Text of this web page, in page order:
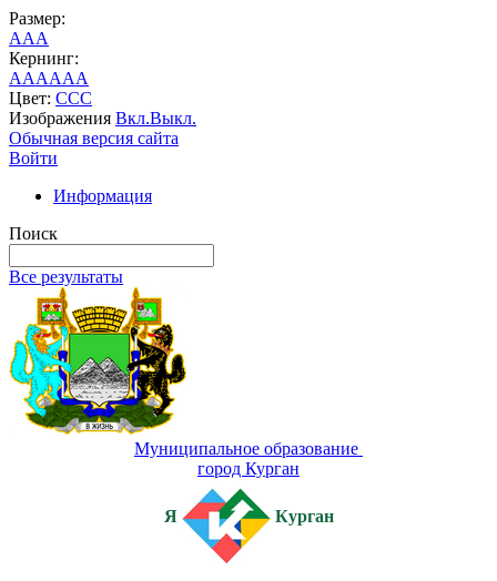
Размер:
AAA
Кернинг:
AAAAAA
Цвет: CCC
Изображения Вкл.Выкл.
Обычная версия сайта
Войти
Информация
Поиск
Все результаты
Муниципальное образование
город Курган
Я Курган